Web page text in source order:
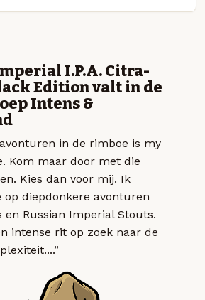
I.P.A. Citra-
Edition valt in de
Intens &
in de rimboe is my
Kom maar door met die
Kies dan voor mij. Ik
op diepdonkere avonturen
en Russian Imperial Stouts.
intense rit op zoek naar de